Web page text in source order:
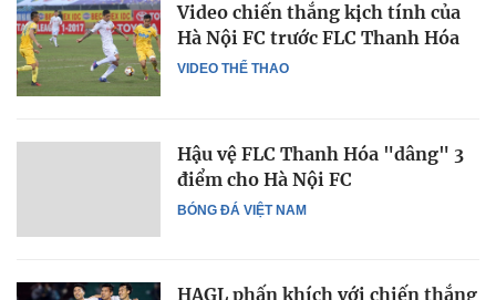
VIDEO THỂ THAO
Video chiến thắng kịch tính của
Hà Nội FC trước FLC Thanh Hóa
BÓNG ĐÁ VIỆT NAM
Hậu vệ FLC Thanh Hóa "dâng" 3
điểm cho Hà Nội FC
HAGL phấn khích với chiến thắng